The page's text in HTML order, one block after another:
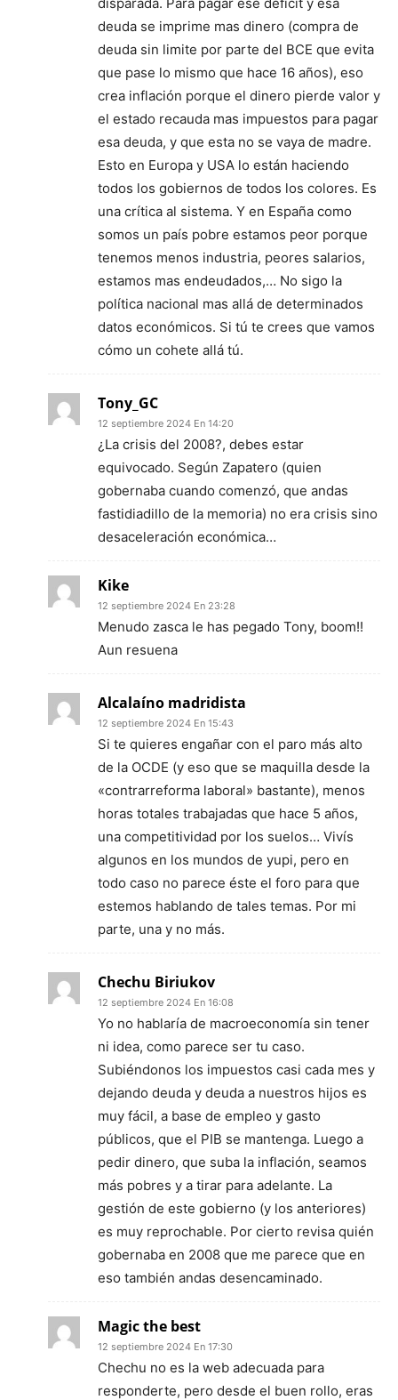
deuda se imprime mas dinero (compra de
deuda sin limite por parte del BCE que evita
que pase lo mismo que hace 16 años), eso
crea inflación porque el dinero pierde valor y
el estado recauda mas impuestos para pagar
esa deuda, y que esta no se vaya de madre.
Esto en Europa y USA lo están haciendo
todos los gobiernos de todos los colores. Es
una crítica al sistema. Y en España como
somos un país pobre estamos peor porque
tenemos menos industria, peores salarios,
estamos mas endeudados,… No sigo la
política nacional mas allá de determinados
datos económicos. Si tú te crees que vamos
cómo un cohete allá tú.
Tony_GC
12 septiembre 2024 En 14:20
¿La crisis del 2008?, debes estar
equivocado. Según Zapatero (quien
gobernaba cuando comenzó, que andas
fastidiadillo de la memoria) no era crisis sino
desaceleración económica…
Kike
12 septiembre 2024 En 23:28
Menudo zasca le has pegado Tony, boom!!
Aun resuena
Alcalaíno madridista
12 septiembre 2024 En 15:43
Si te quieres engañar con el paro más alto
de la OCDE (y eso que se maquilla desde la
«contrarreforma laboral» bastante), menos
horas totales trabajadas que hace 5 años,
una competitividad por los suelos… Vivís
algunos en los mundos de yupi, pero en
todo caso no parece éste el foro para que
estemos hablando de tales temas. Por mi
parte, una y no más.
Chechu Biriukov
12 septiembre 2024 En 16:08
Yo no hablaría de macroeconomía sin tener
ni idea, como parece ser tu caso.
Subiéndonos los impuestos casi cada mes y
dejando deuda y deuda a nuestros hijos es
muy fácil, a base de empleo y gasto
públicos, que el PIB se mantenga. Luego a
pedir dinero, que suba la inflación, seamos
más pobres y a tirar para adelante. La
gestión de este gobierno (y los anteriores)
es muy reprochable. Por cierto revisa quién
gobernaba en 2008 que me parece que en
eso también andas desencaminado.
Magic the best
12 septiembre 2024 En 17:30
Chechu no es la web adecuada para
responderte, pero desde el buen rollo, eras